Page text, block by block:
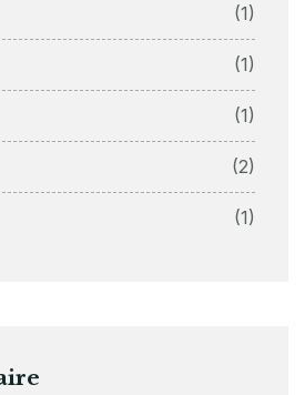
(1)
(1)
(1)
(2)
(1)